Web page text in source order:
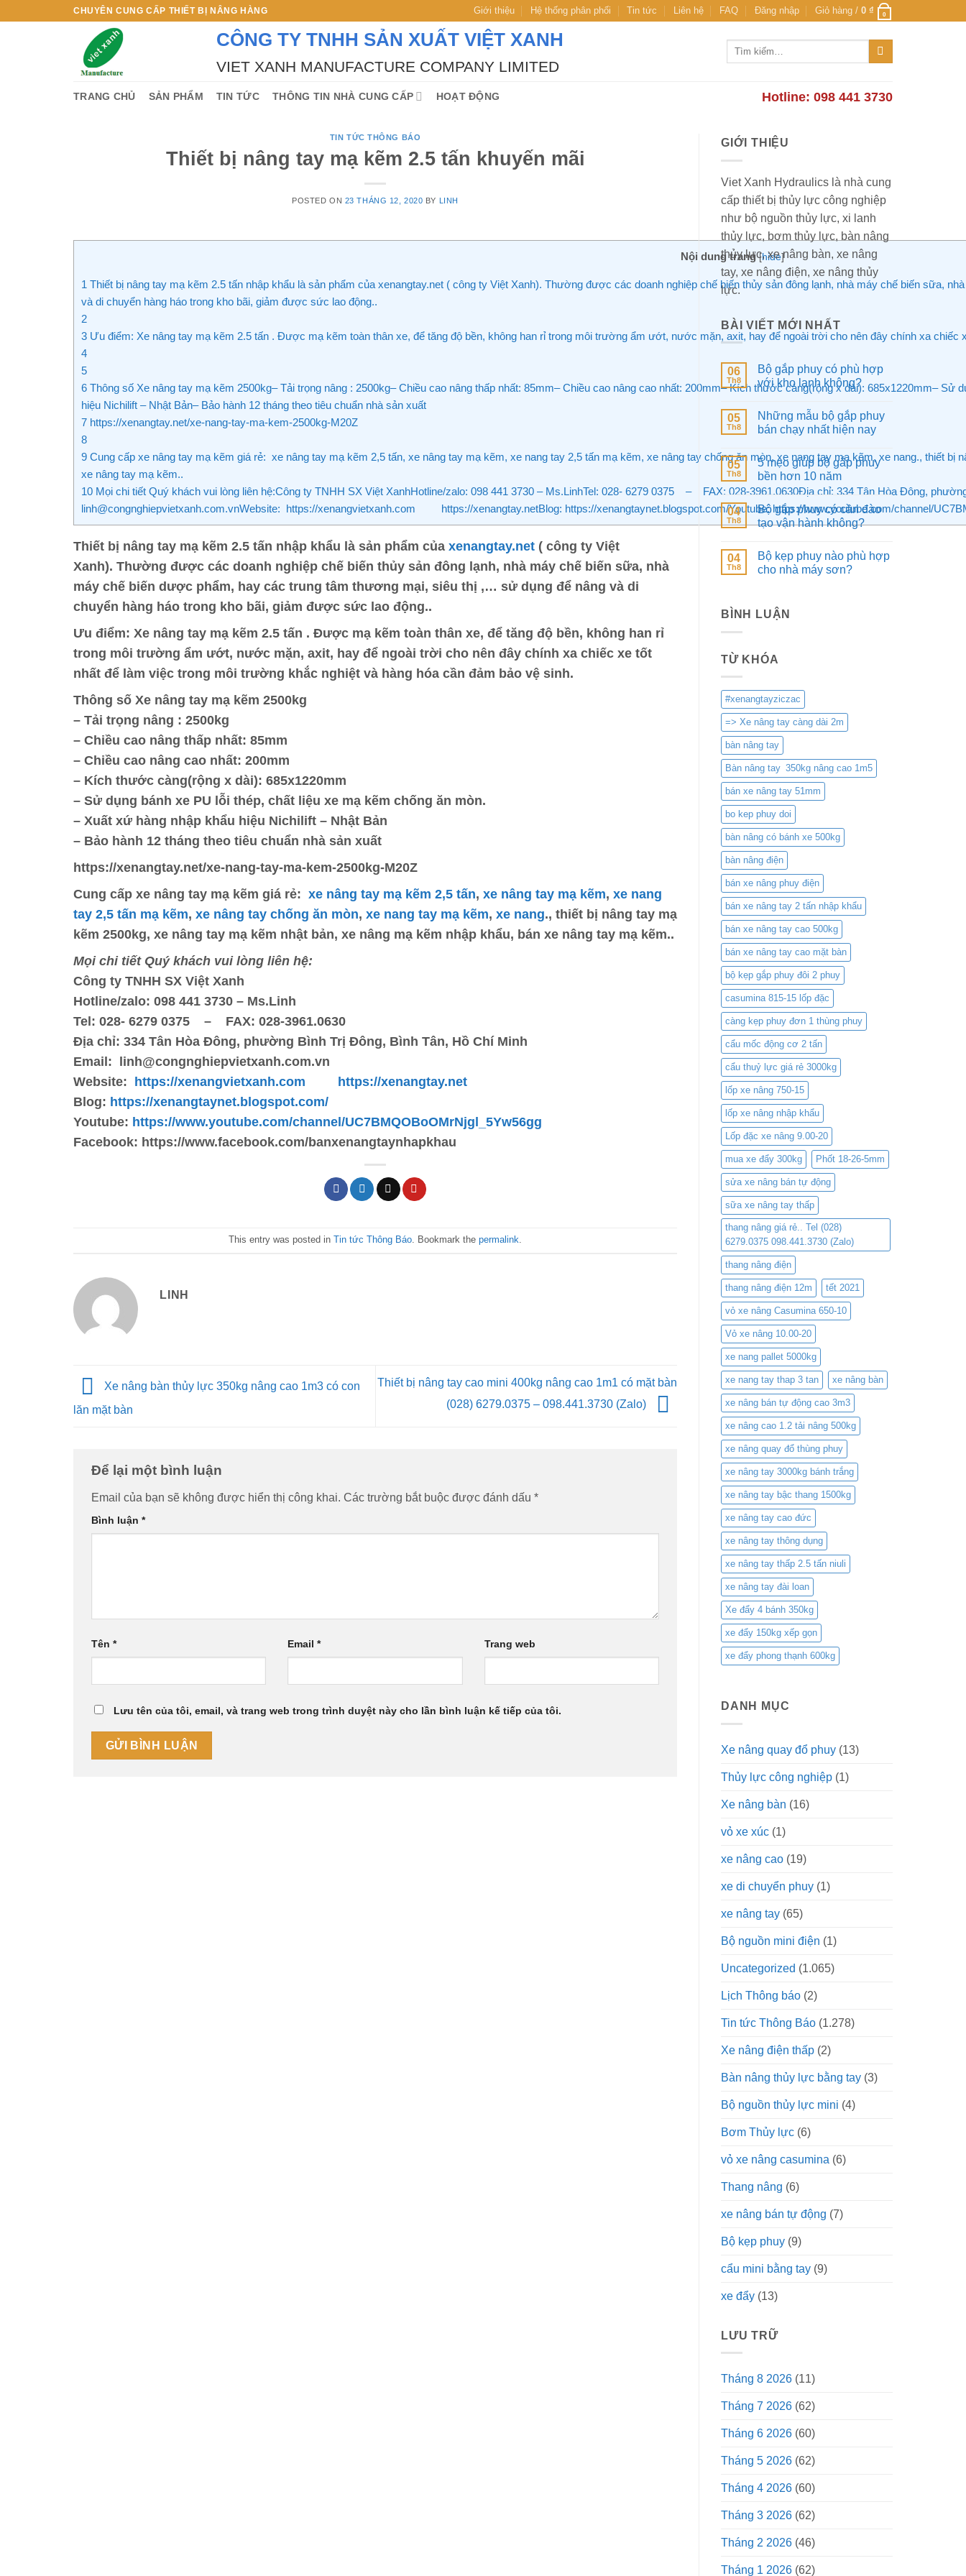
CHUYÊN CUNG CẤP THIẾT BỊ NÂNG HÀNG Giới thiệu Hệ thống phân phối Tin tức Liên hệ FAQ Đăng nhập Giỏ hàng / 0 ₫ 0
CÔNG TY TNHH SẢN XUẤT VIỆT XANH
VIET XANH MANUFACTURE COMPANY LIMITED
Tìm
TRANG CHỦ SẢN PHẨM TIN TỨC THÔNG TIN NHÀ CUNG CẤP HOẠT ĐỘNG Hotline: 098 441 3730
TIN TỨC THÔNG BÁO
Thiết bị nâng tay mạ kẽm 2.5 tấn khuyến mãi
POSTED ON 23 THÁNG 12, 2020 BY LINH
Nội dung trang [hide]
1 Thiết bị nâng tay mạ kẽm 2.5 tấn nhập khẩu là sản phẩm của xenangtay.net ( công ty Việt Xanh). Thường được các doanh nghiệp chế biến thủy sản đông lạnh, nhà máy chế biến sữa,
và di chuyển hàng háo trong kho bãi, giảm được sức lao động..
2
3 Ưu điểm: Xe nâng tay mạ kẽm 2.5 tấn . Được mạ kẽm toàn thân xe, để tăng độ bền, không han rỉ trong môi trường ẩm ướt, nước mặn, axit, hay để ngoài trời cho nên đây chính xa
4
5
6 Thông số Xe nâng tay mạ kẽm 2500kg– Tải trọng nâng : 2500kg– Chiều cao nâng thấp nhất: 85mm– Chiều cao nâng cao nhất: 200mm– Kích thước càng(rộng x dài): 685x1220mm–
hiệu Nichilift – Nhật Bản– Bảo hành 12 tháng theo tiêu chuẩn nhà sản xuất
7 https://xenangtay.net/xe-nang-tay-ma-kem-2500kg-M20Z
8
9 Cung cấp xe nâng tay mạ kẽm giá rẻ: xe nâng tay mạ kẽm 2,5 tấn, xe nâng tay mạ kẽm, xe nang tay 2,5 tấn mạ kẽm, xe nâng tay chống ăn mòn, xe nang tay mạ kẽm, xe nang., thiết
xe nâng tay mạ kẽm..
10 Mọi chi tiết Quý khách vui lòng liên hệ:Công ty TNHH SX Việt XanhHotline/zalo: 098 441 3730 – Ms.LinhTel: 028- 6279 0375 – FAX: 028-3961.0630Địa chỉ: 334 Tân Hòa Đông,
linh@congnghiepvietxanh.com.vnWebsite: https://xenangvietxanh.com https://xenangtay.netBlog: https://xenangtaynet.blogspot.com/Youtube: https://www.youtube.com/channel/
Thiết bị nâng tay mạ kẽm 2.5 tấn nhập khẩu là sản phẩm của xenangtay.net ( công ty Việt
Xanh). Thường được các doanh nghiệp chế biến thủy sản đông lạnh, nhà máy chế biến sữa, nhà
máy chế biến dược phẩm, hay các trung tâm thương mại, siêu thị ,… sử dụng để nâng và di
chuyển hàng háo trong kho bãi, giảm được sức lao động..
Ưu điểm: Xe nâng tay mạ kẽm 2.5 tấn . Được mạ kẽm toàn thân xe, để tăng độ bền, không han rỉ
trong môi trường ẩm ướt, nước mặn, axit, hay để ngoài trời cho nên đây chính xa chiếc xe tốt
nhất để làm việc trong môi trường khắc nghiệt và hàng hóa cần đảm bảo vệ sinh.
Thông số Xe nâng tay mạ kẽm 2500kg
– Tải trọng nâng : 2500kg
– Chiều cao nâng thấp nhất: 85mm
– Chiều cao nâng cao nhất: 200mm
– Kích thước càng(rộng x dài): 685x1220mm
– Sử dụng bánh xe PU lỗi thép, chất liệu xe mạ kẽm chống ăn mòn.
– Xuất xứ hàng nhập khẩu hiệu Nichilift – Nhật Bản
– Bảo hành 12 tháng theo tiêu chuẩn nhà sản xuất
https://xenangtay.net/xe-nang-tay-ma-kem-2500kg-M20Z
Cung cấp xe nâng tay mạ kẽm giá rẻ: xe nâng tay mạ kẽm 2,5 tấn, xe nâng tay mạ kẽm, xe nang
tay 2,5 tấn mạ kẽm, xe nâng tay chống ăn mòn, xe nang tay mạ kẽm, xe nang., thiết bị nâng tay mạ
kẽm 2500kg, xe nâng tay mạ kẽm nhật bản, xe nâng mạ kẽm nhập khẩu, bán xe nâng tay mạ kẽm..
Mọi chi tiết Quý khách vui lòng liên hệ:
Công ty TNHH SX Việt Xanh
Hotline/zalo: 098 441 3730 – Ms.Linh
Tel: 028- 6279 0375 – FAX: 028-3961.0630
Địa chỉ: 334 Tân Hòa Đông, phường Bình Trị Đông, Bình Tân, Hồ Chí Minh
Email: linh@congnghiepvietxanh.com.vn
Website: https://xenangvietxanh.com
https://xenangtay.net
Blog: https://xenangtaynet.blogspot.com/
Youtube: https://www.youtube.com/channel/UC7BMQOBoOMrNjgl_5Yw56gg
Facebook: https://www.facebook.com/banxenangtaynhapkhau
This entry was posted in Tin tức Thông Báo. Bookmark the permalink.
LINH
Xe nâng bàn thủy lực 350kg nâng cao 1m3 có con
lăn mặt bàn
Thiết bị nâng tay cao mini 400kg nâng cao 1m1 có mặt bàn
(028) 6279.0375 – 098.441.3730 (Zalo)
Để lại một bình luận
Email của bạn sẽ không được hiển thị công khai. Các trường bắt buộc được đánh dấu *
Bình luận *
Tên * Email* Trang web
Lưu tên của tôi, email, và trang web trong trình duyệt này cho lần bình luận kế tiếp của tôi.
GIỚI THIỆU
Viet Xanh Hydraulics là nhà cung
cấp thiết bị thủy lực công nghiệp
như bộ nguồn thủy lực, xi lanh
thủy lực, bơm thủy lực, bàn nâng
thủy lực, xe nâng bàn, xe nâng
tay, xe nâng điện, xe nâng thủy
lực.
BÀI VIẾT MỚI NHẤT
06
Th8
Bộ gắp phuy có phù hợp
với kho lạnh không?
05
Th8
Những mẫu bộ gắp phuy
bán chạy nhất hiện nay
05
Th8
5 mẹo giúp bộ gắp phuy
bền hơn 10 năm
04
Th8
Bộ gắp phuy có cần đào
tạo vận hành không?
04
Th8
Bộ kẹp phuy nào phù hợp
cho nhà máy sơn?
BÌNH LUẬN
TỪ KHÓA
#xenangtayziczac
=> Xe nâng tay càng dài 2m
bàn nâng tay
Bàn nâng tay 350kg nâng cao 1m5
bán xe nâng tay 51mm
bo kep phuy doi
bàn nâng có bánh xe 500kg
bàn nâng điện
bán xe nâng phuy điện
bán xe nâng tay 2 tấn nhập khẩu
bán xe nâng tay cao 500kg
bán xe nâng tay cao mặt bàn
bộ kẹp gắp phuy đôi 2 phuy
casumina 815-15 lốp đặc
càng kẹp phuy đơn 1 thùng phuy
cẩu mốc động cơ 2 tấn
cẩu thuỷ lực giá rẻ 3000kg
lốp xe nâng 750-15
lốp xe nâng nhập khẩu
Lốp đặc xe nâng 9.00-20
mua xe đẩy 300kg Phốt 18-26-5mm
sửa xe nâng bán tự động
sữa xe nâng tay thấp
thang nâng giá rẻ.. Tel (028)
6279.0375 098.441.3730 (Zalo)
thang nâng điện
thang nâng điện 12m tết 2021
vỏ xe nâng Casumina 650-10
Vỏ xe nâng 10.00-20
xe nang pallet 5000kg
xe nang tay thap 3 tan xe nâng bàn
xe nâng bán tự động cao 3m3
xe nâng cao 1.2 tải nâng 500kg
xe nâng quay đổ thùng phuy
xe nâng tay 3000kg bánh trắng
xe nâng tay bậc thang 1500kg
xe nâng tay cao đức
xe nâng tay thông dụng
xe nâng tay thấp 2.5 tấn niuli
xe nâng tay đài loan
Xe đẩy 4 bánh 350kg
xe đẩy 150kg xếp gọn
xe đẩy phong thạnh 600kg
DANH MỤC
Xe nâng quay đổ phuy (13)
Thủy lực công nghiệp (1)
Xe nâng bàn (16)
vỏ xe xúc (1)
xe nâng cao (19)
xe di chuyển phuy (1)
xe nâng tay (65)
Bộ nguồn mini điện (1)
Uncategorized (1.065)
Lịch Thông báo (2)
Tin tức Thông Báo (1.278)
Xe nâng điện thấp (2)
Bàn nâng thủy lực bằng tay (3)
Bộ nguồn thủy lực mini (4)
Bơm Thủy lực (6)
vỏ xe nâng casumina (6)
Thang nâng (6)
xe nâng bán tự động (7)
Bộ kẹp phuy (9)
cẩu mini bằng tay (9)
xe đẩy (13)
LƯU TRỮ
Tháng 8 2026 (11)
Tháng 7 2026 (62)
Tháng 6 2026 (60)
Tháng 5 2026 (62)
Tháng 4 2026 (60)
Tháng 3 2026 (62)
Tháng 2 2026 (46)
Tháng 1 2026 (62)